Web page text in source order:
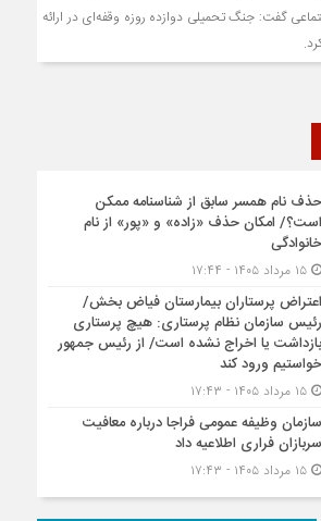
گفت: جنگ تحمیلی دوازده روزه وقفه‌ای در ارائه
حذف نام همسر سابق از شناسنامه ممکن
است؟/ امکان حذف «زاده» و «پور» از نام
خانوادگی
۱۵ مرداد ۱۴۰۵ - ۱۷:۴۴
اعتراض پرستاران بیمارستان فیاض بخش/
رئیس سازمان نظام پرستاری: هیچ پرستاری
بازداشت یا اخراج نشده است/ از رئیس جمهور
خواستیم ورود کند
۱۵ مرداد ۱۴۰۵ - ۱۷:۴۳
سازمان وظیفه عمومی فراجا درباره معافیت
سربازان فراری اطلاعیه داد
۱۵ مرداد ۱۴۰۵ - ۱۷:۴۳